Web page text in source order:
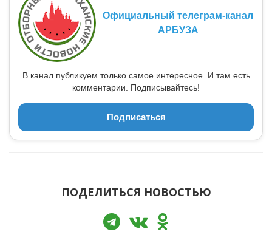
Официальный телеграм-канал
АРБУЗА
В канал публикуем только самое интересное. И там есть
комментарии. Подписывайтесь!
Подписаться
ПОДЕЛИТЬСЯ НОВОСТЬЮ